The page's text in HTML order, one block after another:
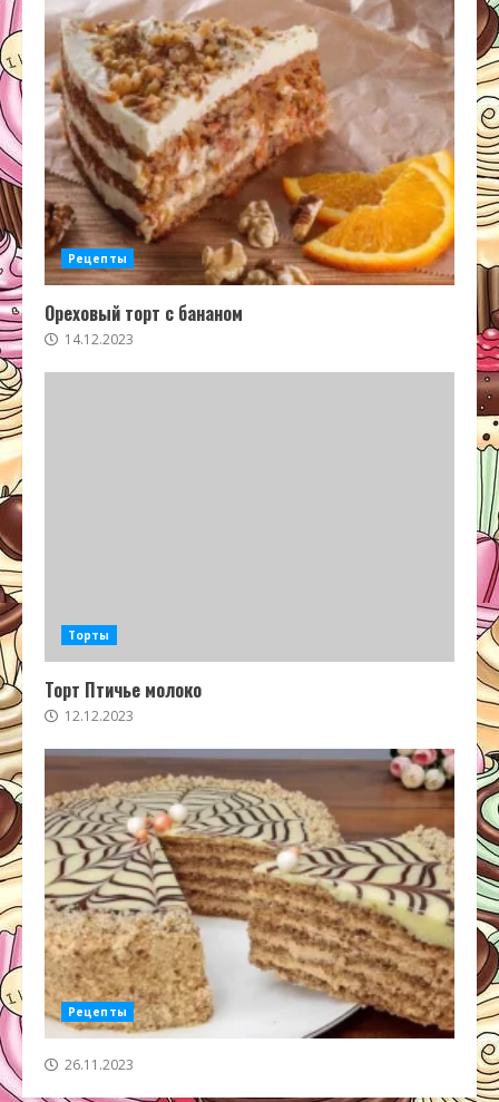
Рецепты
Ореховый торт с бананом
14.12.2023
Торты
Торт Птичье молоко
12.12.2023
Рецепты
26.11.2023